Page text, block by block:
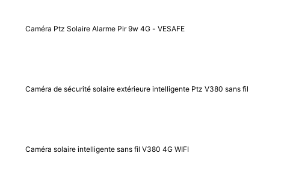
Caméra Ptz Solaire Alarme Pir 9w 4G - VESAFE
Caméra de sécurité solaire extérieure intelligente Ptz V380 sans fil
Caméra solaire intelligente sans fil V380 4G WIFI